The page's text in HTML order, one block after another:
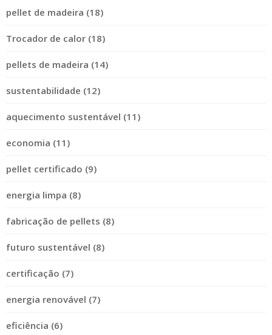
pellet de madeira (18)
Trocador de calor (18)
pellets de madeira (14)
sustentabilidade (12)
aquecimento sustentável (11)
economia (11)
pellet certificado (9)
energia limpa (8)
fabricação de pellets (8)
futuro sustentável (8)
certificação (7)
energia renovável (7)
eficiência (6)